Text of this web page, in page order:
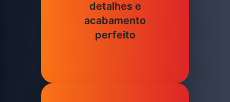
detalhes e
acabamento
perfeito